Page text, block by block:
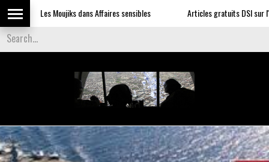
Les Moujiks dans Affaires sensibles Articles gratuits DSI sur